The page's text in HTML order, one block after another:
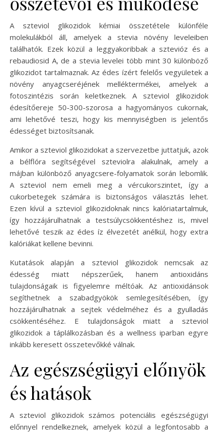
A szteviol glikozidok kémiai összetétele különféle
molekulákból áll, amelyek a stevia növény leveleiben
találhatók. Ezek közül a leggyakoribbak a sztevióz és a
rebaudiosid A, de a stevia levelei több mint 30 különböző
glikozidot tartalmaznak. Az édes ízért felelős vegyületek a
növény anyagcseréjének melléktermékei, amelyek a
fotoszintézis során keletkeznek. A szteviol glikozidok
édesítőereje 50-300-szorosa a hagyományos cukornak,
ami lehetővé teszi, hogy kis mennyiségben is jelentős
édességet biztosítsanak.
Amikor a szteviol glikozidokat a szervezetbe juttatjuk, azok
a bélflóra segítségével szteviolra alakulnak, amely a
májban különböző anyagcsere-folyamatok során lebomlik.
A szteviol nem emeli meg a vércukorszintet, így a
cukorbetegek számára is biztonságos választás lehet.
Ezen kívül a szteviol glikozidoknak nincs kalóriatartalmuk,
így hozzájárulhatnak a testsúlycsökkentéshez is, mivel
lehetővé teszik az édes íz élvezetét anélkül, hogy extra
kalóriákat kellene bevinni.
Kutatások alapján a szteviol glikozidok nemcsak az
édesség miatt népszerűek, hanem antioxidáns
tulajdonságaik is figyelemre méltóak. Az antioxidánsok
segíthetnek a szabadgyökök semlegesítésében, így
hozzájárulhatnak a sejtek védelméhez és a gyulladás
csökkentéséhez. E tulajdonságok miatt a szteviol
glikozidok a táplálkozásban és a wellness iparban egyre
inkább keresett összetevőkké válnak.
Az egészségügyi előnyök
és hatások
A szteviol glikozidok számos potenciális egészségügyi
előnnyel rendelkeznek, amelyek közül a legfontosabb a